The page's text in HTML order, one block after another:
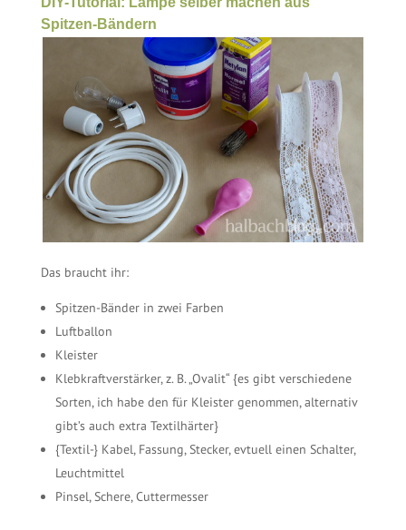
Spitzen-Bändern
Das braucht ihr:
Spitzen-Bänder in zwei Farben
Luftballon
Kleister
Klebkraftverstärker, z. B. „Ovalit“ {es gibt verschiedene
Sorten, ich habe den für Kleister genommen, alternativ
gibt’s auch extra Textilhärter}
{Textil-} Kabel, Fassung, Stecker, evtuell einen Schalter,
Leuchtmittel
Pinsel, Schere, Cuttermesser